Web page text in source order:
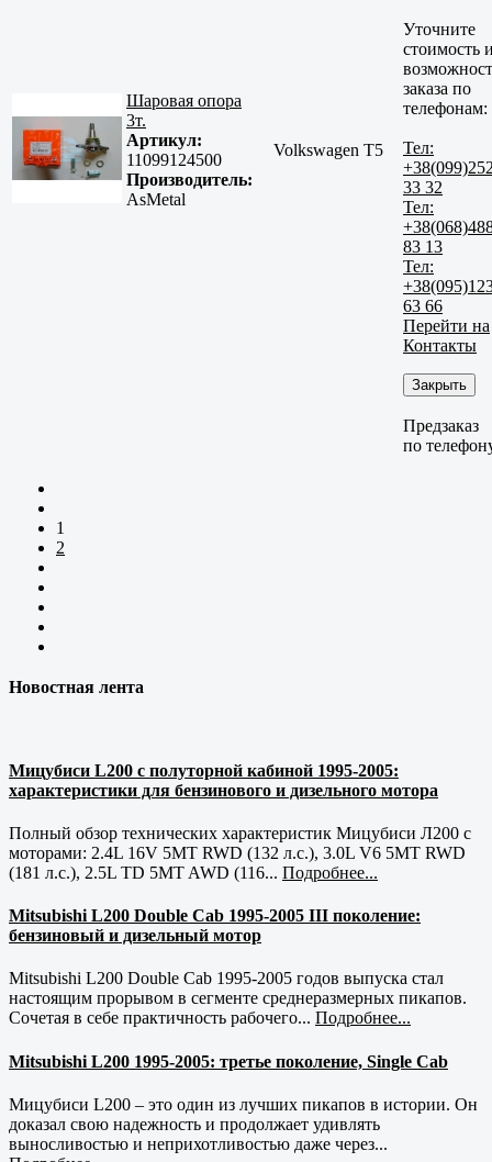
Шаровая опора
3т.
Артикул:
11099124500
Производитель:
AsMetal
Volkswagen T5
Уточните
стоимость
заказа по
телефонам:
Тел:
33 32
Тел:
83 13
Тел:
63 66
Перейти на
Контакты
Закрыть
Предзаказ
по
1
2
Новостная лента
Мицубиси L200 с полуторной кабиной 1995-2005:
характеристики для бензинового и дизельного мотора
Полный обзор технических характеристик Мицубиси Л200 с
моторами: 2.4L 16V 5MT RWD (132 л.с.), 3.0L V6 5MT RWD
(181 л.с.), 2.5L TD 5MT AWD (116... Подробнее...
Mitsubishi L200 Double Cab 1995-2005 III поколение:
бензиновый и дизельный мотор
Mitsubishi L200 Double Cab 1995-2005 годов выпуска стал
настоящим прорывом в сегменте среднеразмерных пикапов.
Сочетая в себе практичность рабочего... Подробнее...
Mitsubishi L200 1995-2005: третье поколение, Single Cab
Мицубиси L200 – это один из лучших пикапов в истории. Он
доказал свою надежность и продолжает удивлять
выносливостью и неприхотливостью даже через...